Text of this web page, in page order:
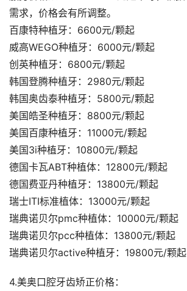
需求，价格会有所调整。
百康特种植牙：6600元/颗起
威高WEGO种植牙：6000元/颗起
创英种植牙：6800元/颗起
韩国登腾种植牙：2980元/颗起
韩国奥齿泰种植牙：5800元/颗起
美国皓圣种植牙：8800元/颗起
美国百康种植牙：11000元/颗起
美国3i种植牙：10800元/颗起
德国卡瓦ABT种植体：12800元/颗起
德国费亚丹种植牙：13800元/颗起
瑞士ITI标准植体：13000元/颗起
瑞典诺贝尔pmc种植体：10000元/颗起
瑞典诺贝尔pcc种植体：13800元/颗起
瑞典诺贝尔active种植牙：19800元/颗起
4.美奥口腔牙齿矫正价格：